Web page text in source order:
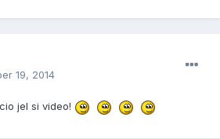
19, 2014
jel si video!